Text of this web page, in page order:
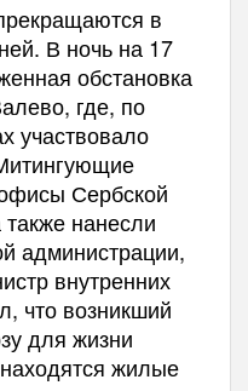
в
В ночь на 17
обстановка
где, по
участвовало
Сербской
нанесли
администрации,
внутренних
что возникший
для жизни
жилые